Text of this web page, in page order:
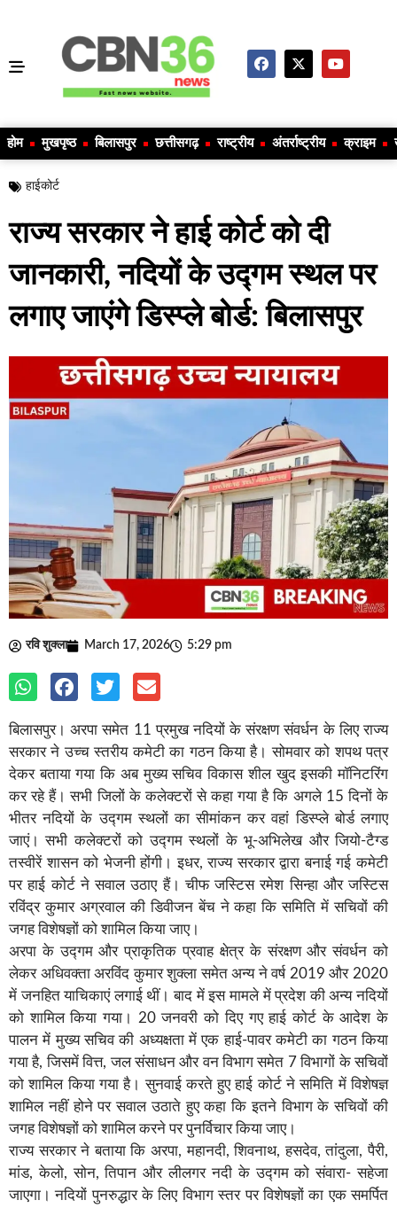
होम मुखपृष्ठ बिलासपुर छत्तीसगढ़ राष्ट्रीय अंतर्राष्ट्रीय क्राइम
हाईकोर्ट
राज्य सरकार ने हाई कोर्ट को दी
जानकारी, नदियों के उद्गम स्थल पर
लगाए जाएंगे डिस्प्ले बोर्ड: बिलासपुर
रवि शुक्ला March 17, 2026 5:29 pm
बिलासपुर। अरपा समेत 11 प्रमुख नदियों के संरक्षण संवर्धन के लिए राज्य
सरकार ने उच्च स्तरीय कमेटी का गठन किया है। सोमवार को शपथ पत्र
देकर बताया गया कि अब मुख्य सचिव विकास शील खुद इसकी मॉनिटरिंग
कर रहे हैं। सभी जिलों के कलेक्टरों से कहा गया है कि अगले 15 दिनों के
भीतर नदियों के उद्गम स्थलों का सीमांकन कर वहां डिस्प्ले बोर्ड लगाए
जाएं। सभी कलेक्टरों को उद्गम स्थलों के भू-अभिलेख और जियो-टैग्ड
तस्वीरें शासन को भेजनी होंगी। इधर, राज्य सरकार द्वारा बनाई गई कमेटी
पर हाई कोर्ट ने सवाल उठाए हैं। चीफ जस्टिस रमेश सिन्हा और जस्टिस
रविंद्र कुमार अग्रवाल की डिवीजन बेंच ने कहा कि समिति में सचिवों की
जगह विशेषज्ञों को शामिल किया जाए।
अरपा के उद्गम और प्राकृतिक प्रवाह क्षेत्र के संरक्षण और संवर्धन को
लेकर अधिवक्ता अरविंद कुमार शुक्ला समेत अन्य ने वर्ष 2019 और 2020
में जनहित याचिकाएं लगाई थीं। बाद में इस मामले में प्रदेश की अन्य नदियों
को शामिल किया गया। 20 जनवरी को दिए गए हाई कोर्ट के आदेश के
पालन में मुख्य सचिव की अध्यक्षता में एक हाई-पावर कमेटी का गठन किया
गया है, जिसमें वित्त, जल संसाधन और वन विभाग समेत 7 विभागों के सचिवों
को शामिल किया गया है। सुनवाई करते हुए हाई कोर्ट ने समिति में विशेषज्ञ
शामिल नहीं होने पर सवाल उठाते हुए कहा कि इतने विभाग के सचिवों की
जगह विशेषज्ञों को शामिल करने पर पुनर्विचार किया जाए।
राज्य सरकार ने बताया कि अरपा, महानदी, शिवनाथ, हसदेव, तांदुला, पैरी,
मांड, केलो, सोन, तिपान और लीलगर नदी के उद्गम को संवारा- सहेजा
जाएगा। नदियों पुनरुद्धार के लिए विभाग स्तर पर विशेषज्ञों का एक समर्पित